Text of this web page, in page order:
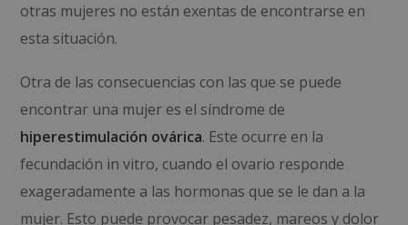
otras mujeres no están exentas de encontrarse en
esta situación.
Otra de las consecuencias con las que se puede
encontrar una mujer es el síndrome de
hiperestimulación ovárica. Este ocurre en la
fecundación in vitro, cuando el ovario responde
exageradamente a las hormonas que se le dan a la
mujer. Esto puede provocar pesadez, mareos y dolor